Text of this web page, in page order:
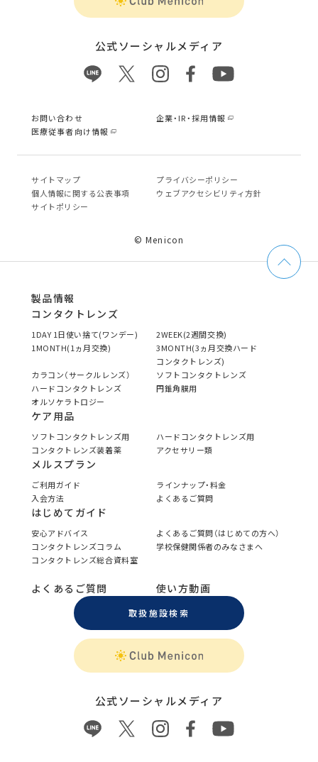
公式ソーシャルメディア
お問い合わせ
企業・IR・採用情報
医療従事者向け情報
サイトマップ
プライバシーポリシー
個⼈情報に関する公表事項
ウェブアクセシビリティ方針
サイトポリシー
© Menicon
製品情報
コンタクトレンズ
1DAY 1日使い捨て(ワンデー)
2WEEK(2週間交換)
1MONTH(1ヵ月交換)
3MONTH(3ヵ月交換ハード
コンタクトレンズ)
カラコン（サークルレンズ）
ソフトコンタクトレンズ
ハードコンタクトレンズ
円錐角膜用
オルソケラトロジー
ケア用品
ソフトコンタクトレンズ用
ハードコンタクトレンズ用
コンタクトレンズ装着薬
アクセサリー類
メルスプラン
ご利用ガイド
ラインナップ・料金
入会方法
よくあるご質問
はじめてガイド
安心アドバイス
よくあるご質問（はじめての方へ）
コンタクトレンズコラム
学校保健関係者のみなさまへ
コンタクトレンズ総合資料室
よくあるご質問 使い方動画
取扱施設検索
公式ソーシャルメディア